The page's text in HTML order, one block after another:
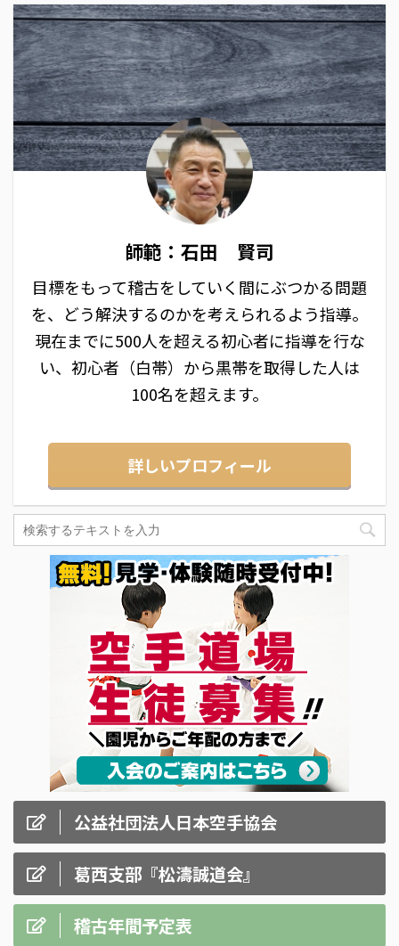
師範：石田 賢司
目標をもって稽古をしていく間にぶつかる問題
を、どう解決するのかを考えられるよう指導。
現在までに500人を超える初心者に指導を行な
い、初心者（白帯）から黒帯を取得した人は
100名を超えます。
詳しいプロフィール
公益社団法人日本空手協会
葛西支部『松濤誠道会』
稽古年間予定表